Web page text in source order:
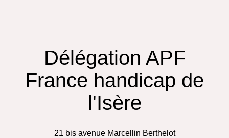
Délégation APF
France handicap de
l'Isère
21 bis avenue Marcellin Berthelot